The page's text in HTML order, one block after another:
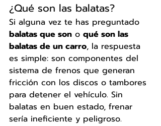
¿Qué son las balatas?
Si alguna vez te has preguntado
balatas que son o qué son las
balatas de un carro, la respuesta
es simple: son componentes del
sistema de frenos que generan
fricción con los discos o tambores
para detener el vehículo. Sin
balatas en buen estado, frenar
sería ineficiente y peligroso.